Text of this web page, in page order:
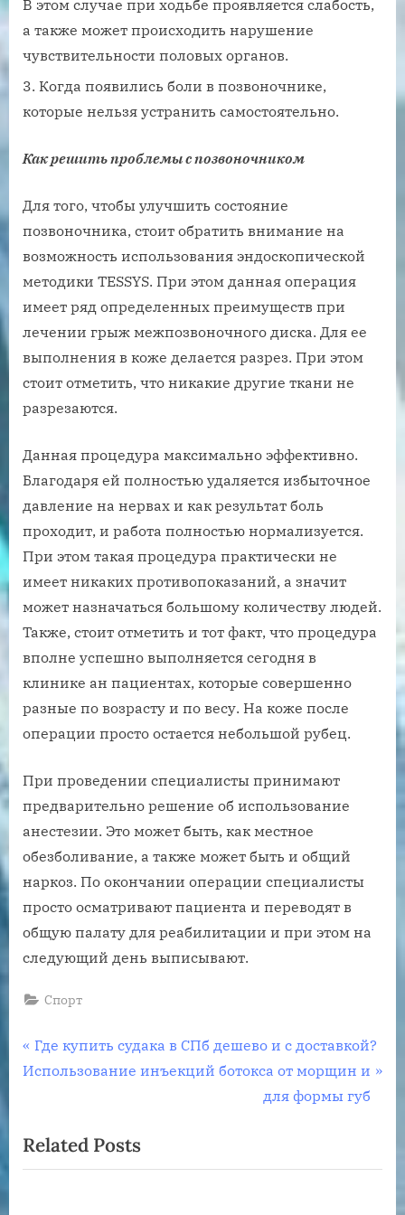
В этом случае при ходьбе проявляется слабость,
а также может происходить нарушение
чувствительности половых органов.
Когда появились боли в позвоночнике,
которые нельзя устранить самостоятельно.
Как решить проблемы с позвоночником
Для того, чтобы улучшить состояние
позвоночника, стоит обратить внимание на
возможность использования эндоскопической
методики TESSYS. При этом данная операция
имеет ряд определенных преимуществ при
лечении грыж межпозвоночного диска. Для ее
выполнения в коже делается разрез. При этом
стоит отметить, что никакие другие ткани не
разрезаются.
Данная процедура максимально эффективно.
Благодаря ей полностью удаляется избыточное
давление на нервах и как результат боль
проходит, и работа полностью нормализуется.
При этом такая процедура практически не
имеет никаких противопоказаний, а значит
может назначаться большому количеству людей.
Также, стоит отметить и тот факт, что процедура
вполне успешно выполняется сегодня в
клинике ан пациентах, которые совершенно
разные по возрасту и по весу. На коже после
операции просто остается небольшой рубец.
При проведении специалисты принимают
предварительно решение об использование
анестезии. Это может быть, как местное
обезболивание, а также может быть и общий
наркоз. По окончании операции специалисты
просто осматривают пациента и переводят в
общую палату для реабилитации и при этом на
следующий день выписывают.
Спорт
Навигация
P
r
i
o
Где купить судака в СПб дешево и с доставкой?
N
t
P
Использование инъекций ботокса от морщин и
для формы губ
Related Posts